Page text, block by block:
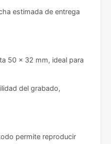
estimada de entrega
50 x 32 mm, ideal para
del grabado,
permite reproducir